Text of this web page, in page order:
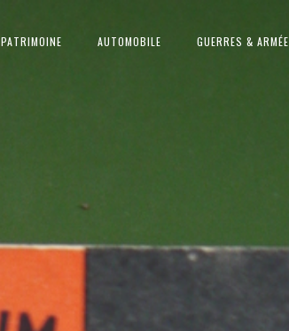
PATRIMOINE AUTOMOBILE GUERRES & ARMÉE